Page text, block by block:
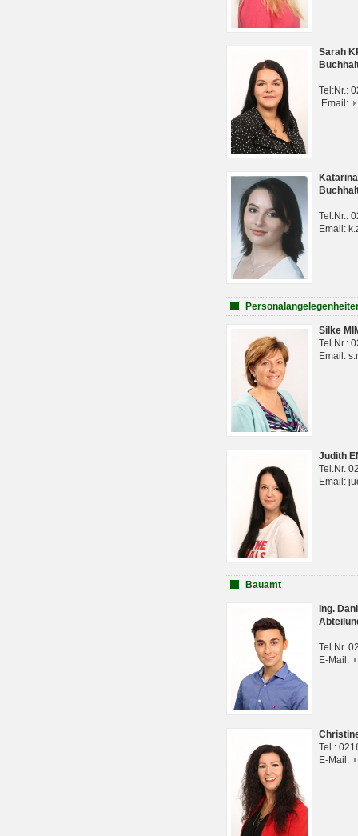
Sarah
Tel:Nr.:
Email:
Tel.Nr.:
Email:
Silke
Tel.Nr.:
Email:
Judith
Tel.Nr.
Email:
Bauamt
Ing.
Tel.Nr.
E-Mail:
Tel.:
E-Mail: